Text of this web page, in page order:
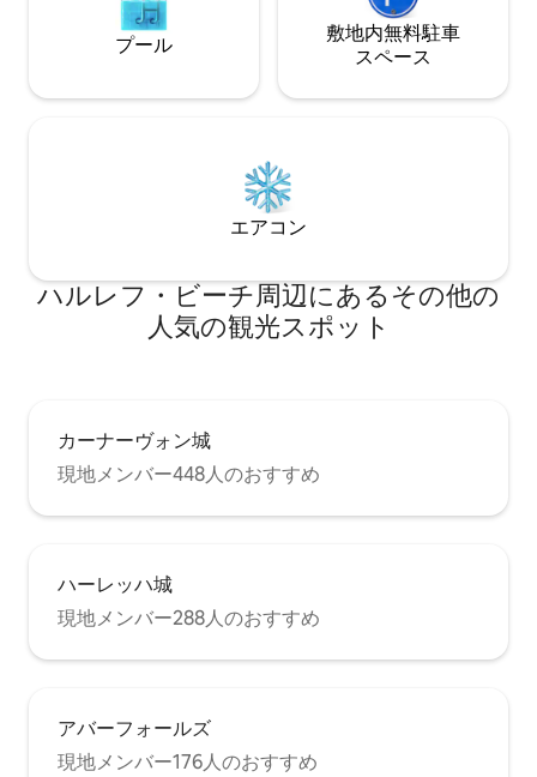
プール
敷地内無料駐⁠車
ス⁠ペ⁠ー⁠ス
エアコン
ハルレフ・ビーチ⁠周⁠辺⁠に⁠あ⁠るそ⁠の⁠他⁠の
人⁠気⁠の観⁠光⁠ス⁠ポ⁠ッ⁠ト
カーナーヴォン城
現地メンバー448人のおすすめ
ハーレッハ城
現地メンバー288人のおすすめ
アバーフォールズ
現地メンバー176人のおすすめ